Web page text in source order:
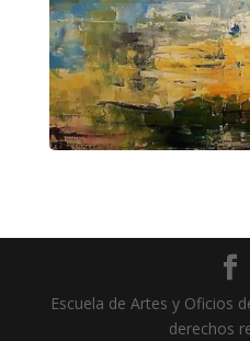
Escuela de Artes y Oficios
derechos